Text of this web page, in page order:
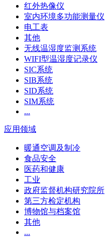
红外热像仪
室内环境多功能测量仪
电工表
其他
无线温湿度监测系统
WIFI型温湿度记录仪
SIC系统
SIB系统
SID系统
SIM系统
...
应用领域
暖通空调及制冷
食品安全
医药和健康
工业
政府监督机构研究院所
第三方检定机构
博物馆与档案馆
其他
...